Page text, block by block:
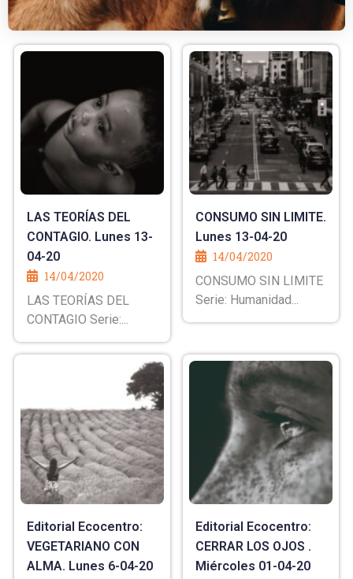
LAS TEORÍAS DEL
CONTAGIO. Lunes 13-
04-20
14/04/2020
LAS TEORÍAS DEL
CONTAGIO Serie:...
CONSUMO SIN LIMITE.
Lunes 13-04-20
14/04/2020
CONSUMO SIN LIMITE
Serie: Humanidad...
Editorial Ecocentro:
VEGETARIANO CON
ALMA. Lunes 6-04-20
Editorial Ecocentro:
CERRAR LOS OJOS .
Miércoles 01-04-20